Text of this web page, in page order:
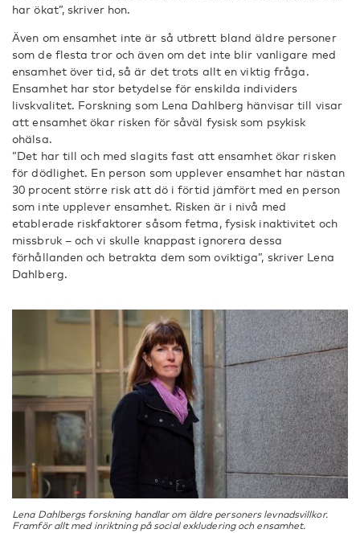
har ökat”, skriver hon.
Även om ensamhet inte är så utbrett bland äldre personer
som de flesta tror och även om det inte blir vanligare med
ensamhet över tid, så är det trots allt en viktig fråga.
Ensamhet har stor betydelse för enskilda individers
livskvalitet. Forskning som Lena Dahlberg hänvisar till visar
att ensamhet ökar risken för såväl fysisk som psykisk
ohälsa.
”Det har till och med slagits fast att ensamhet ökar risken
för dödlighet. En person som upplever ensamhet har nästan
30 procent större risk att dö i förtid jämfört med en person
som inte upplever ensamhet. Risken är i nivå med
etablerade riskfaktorer såsom fetma, fysisk inaktivitet och
missbruk – och vi skulle knappast ignorera dessa
förhållanden och betrakta dem som oviktiga”, skriver Lena
Dahlberg.
Lena Dahlbergs forskning handlar om äldre personers levnadsvillkor.
Framför allt med inriktning på social exkludering och ensamhet.